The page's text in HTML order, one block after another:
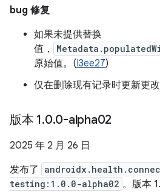
bug 修复
如果未提供替换
值，
原始值。(I3ee27)
仅在删除现有记录时更新更
版本 1.0.0-alpha02
2025 年 2 月 26 日
发布了
testing:1.0.0-alpha02 。版本